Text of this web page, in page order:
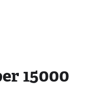
15000